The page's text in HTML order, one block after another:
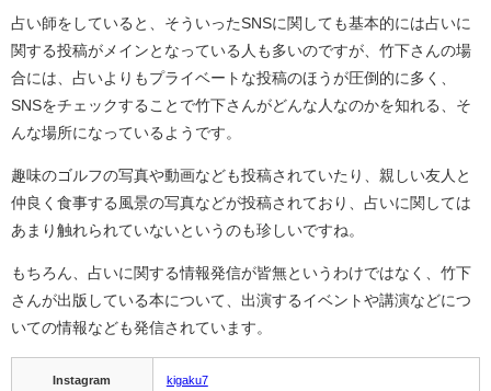
占い師をしていると、そういったSNSに関しても基本的には占いに
関する投稿がメインとなっている人も多いのですが、竹下さんの場
合には、占いよりもプライベートな投稿のほうが圧倒的に多く、
SNSをチェックすることで竹下さんがどんな人なのかを知れる、そ
んな場所になっているようです。
趣味のゴルフの写真や動画なども投稿されていたり、親しい友人と
仲良く食事する風景の写真などが投稿されており、占いに関しては
あまり触れられていないというのも珍しいですね。
もちろん、占いに関する情報発信が皆無というわけではなく、竹下
さんが出版している本について、出演するイベントや講演などにつ
いての情報なども発信されています。
Instagram kigaku7